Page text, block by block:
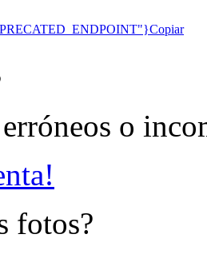
Copiar
o
fotos?